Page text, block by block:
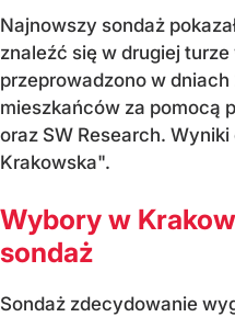
Najnowszy sondaż
znaleźć się w drugiej
przeprowadzono w
mieszkańców za pomocą
oraz SW Research.
Krakowska".
Wybory w
sondaż
Sondaż zdecydowanie